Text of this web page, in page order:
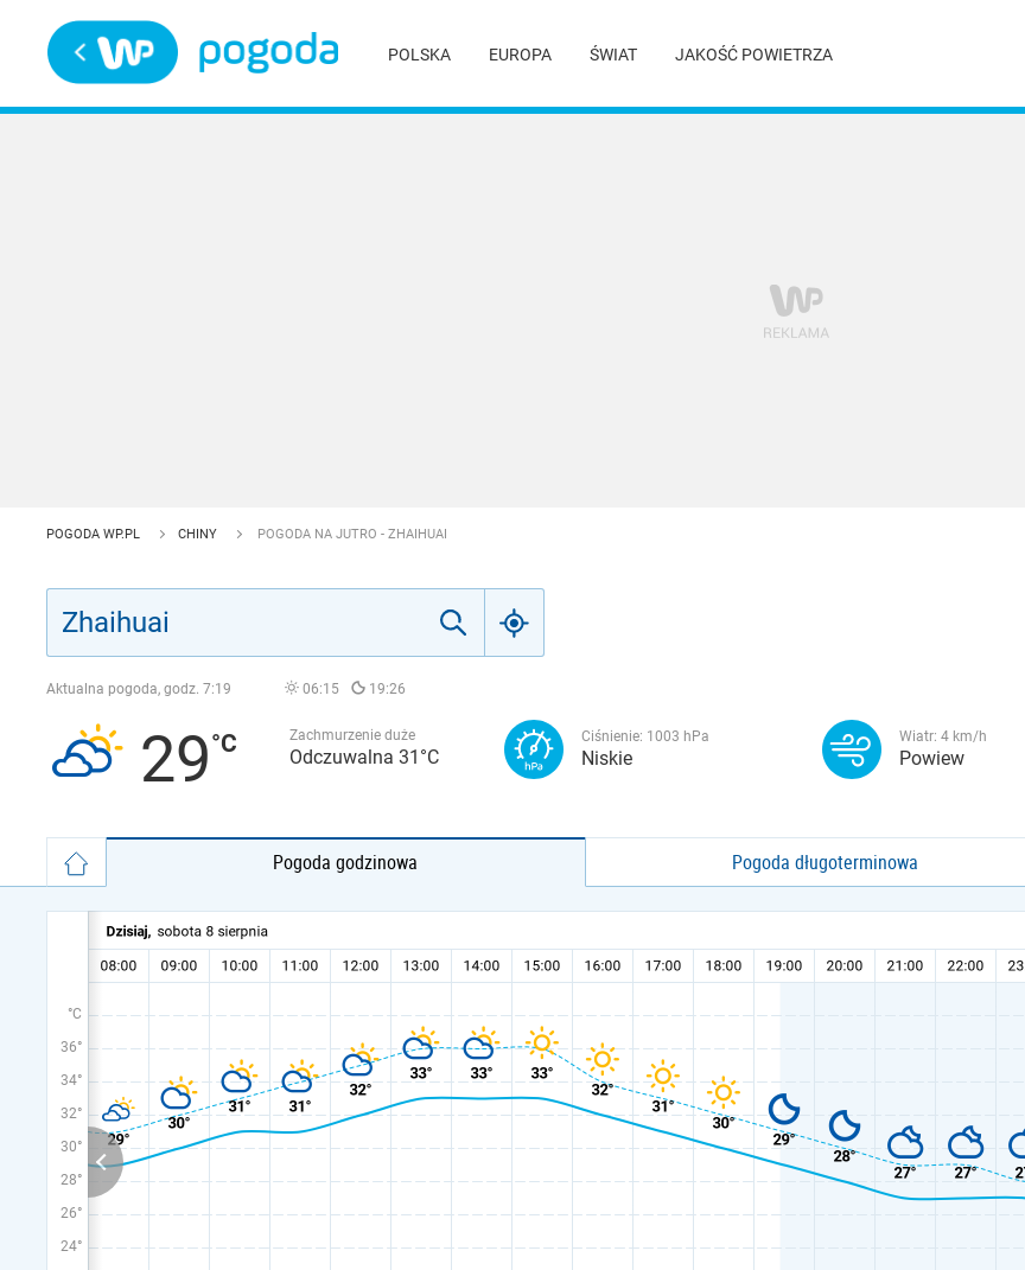
POLSKA EUROPA ŚWIAT JAKOŚĆ POWIETRZA
POGODA WP.PL CHINY POGODA NA JUTRO - ZHAIHUAI
Aktualna pogoda, godz. 7:19 06:15 19:26
29 Zachmurzenie duże
Odczuwalna 31°C
Ciśnienie: 1003 hPa
Niskie
Wiatr: 4 km/h
Powiew
Pogoda godzinowa Pogoda długoterminowa
°C
36°
34°
32°
30°
28°
26°
24°